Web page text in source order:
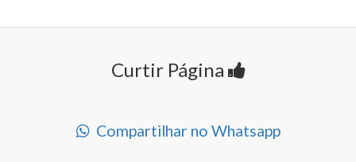
Curtir Página
Compartilhar no Whatsapp